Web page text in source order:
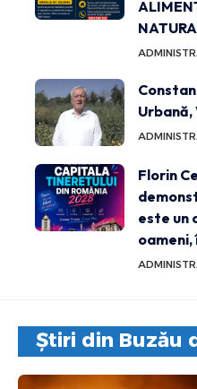
Florin
este un
oameni,
Știri din Buzău